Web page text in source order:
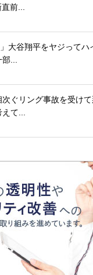
前...
大谷翔平をヤジってハ
...
ぐリング事故を受けて
て...